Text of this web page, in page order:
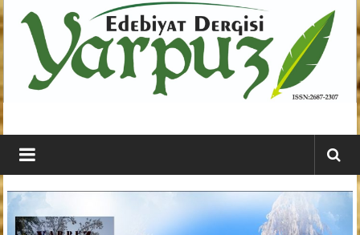
geç
YARPUZ
Edebiyat
Dergisi
Kahramanmaraş'ın